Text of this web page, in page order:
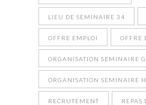
LIEU DE SEMINAIRE 34
OFFRE EMPLOI OFFRE
ORGANISATION SEMINAIRE
ORGANISATION SEMINAIRE
RECRUTEMENT REPAS